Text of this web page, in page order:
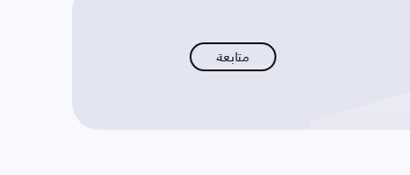
متابعة